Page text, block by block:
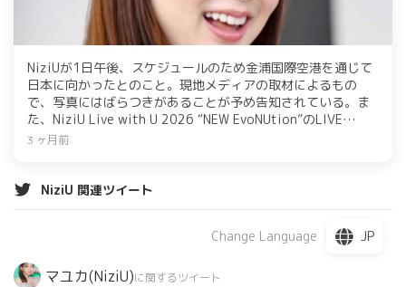
NiziUが1日午後、スケジュールのため金浦国際空港を通じて
日本に向かったとのこと。現地メディアの取材によるもの
で、写真にはばらつきがあることが予め告知されている。ま
た、NiziU Live with U 2026 “NEW EvoNUtion”のLIVE
VIEWING開催が決定した。
3 ヶ月前
NiziU 関連ツイート
Change Language JP
マユカ(NiziU)に関するツイート